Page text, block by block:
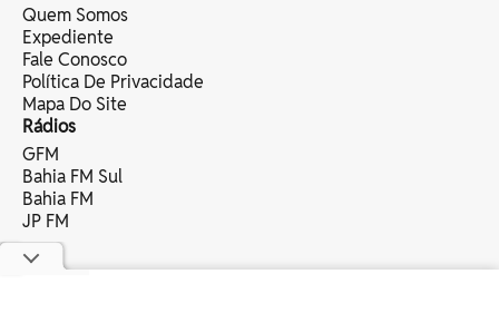
Quem Somos
Expediente
Fale Conosco
Política De Privacidade
Mapa Do Site
Rádios
GFM
Bahia FM Sul
Bahia FM
JP FM